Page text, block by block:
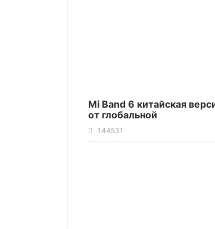
Mi Band 6 китайская
от глобальной
144531